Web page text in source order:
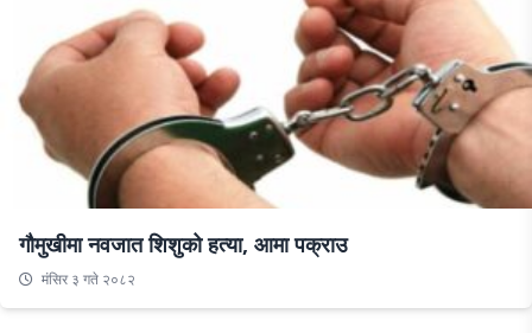
गौमुखीमा नवजात शिशुको हत्या, आमा पक्राउ
मंसिर ३ गते २०८२